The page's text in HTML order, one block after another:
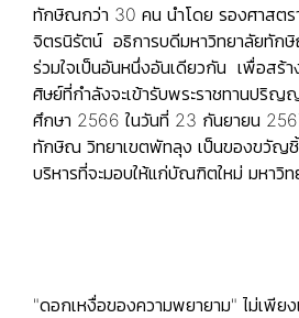
ทักษิณกว่า 30 คน นำโดย รองศาสต
จิตรนิรัตน์ อธิการบดีมหาวิทยาลัยทัก
ร่วมใจเป็นอันหนึ่งอันเดียวกัน เพื่อสร้
ศิษย์ที่กำลังจะเข้ารับพระราชทานปริญ
ศึกษา 2566 ในวันที่ 23 กันยายน
ทักษิณ วิทยาเขตพัทลุง เป็นของขวัญ
บริหารที่จะมอบให้แก่บัณฑิตใหม่ มหาวิ
"ดอกเหงื่อของความพยายาม" ไม่เพีย